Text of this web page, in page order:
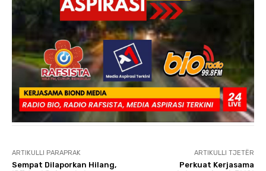
ARTIKULLI PARAPRAK
Sempat Dilaporkan Hilang,
ARTIKULLI TJETËR
Perkuat Kerjasama